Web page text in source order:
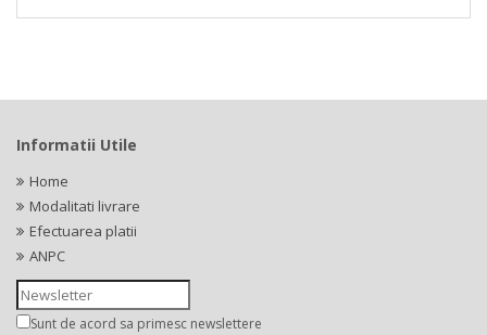
Informatii Utile
Home
Modalitati livrare
Efectuarea platii
ANPC
Sunt de acord sa primesc newslettere